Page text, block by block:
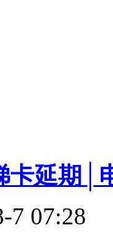
卡延期│
7 07:28